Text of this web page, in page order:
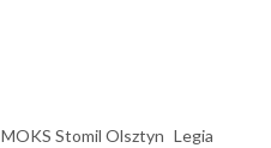
MOKS Stomil Olsztyn Legia